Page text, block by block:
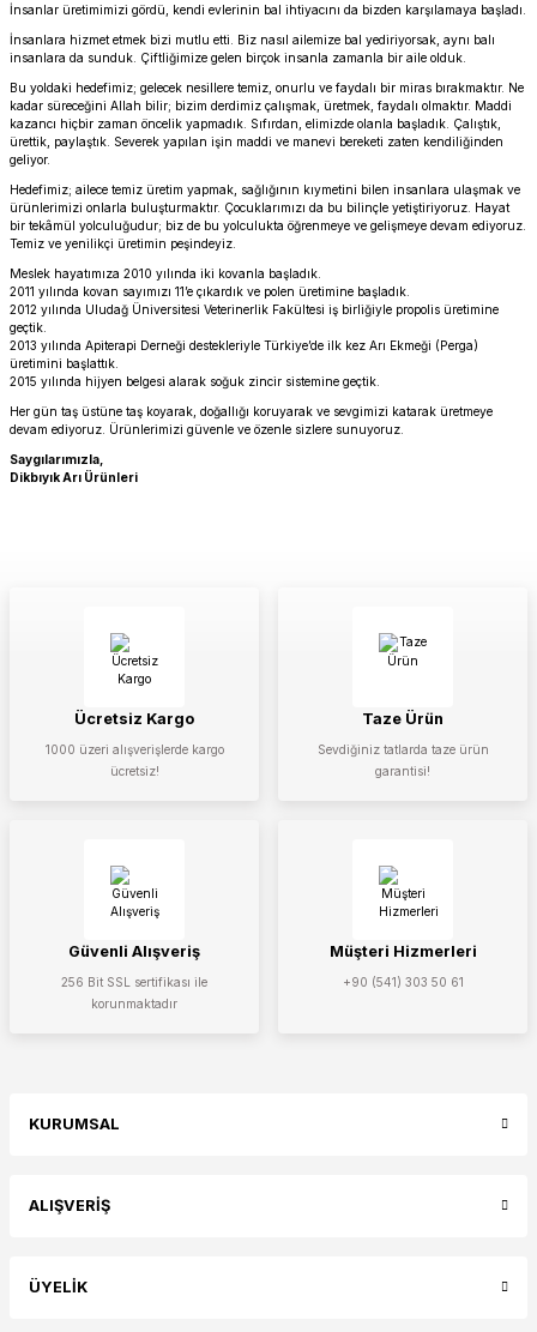
İnsanlar üretimimizi gördü, kendi evlerinin bal ihtiyacını da bizden karşılamaya başladı.
İnsanlara hizmet etmek bizi mutlu etti. Biz nasıl ailemize bal yediriyorsak, aynı balı
insanlara da sunduk. Çiftliğimize gelen birçok insanla zamanla bir aile olduk.
Bu yoldaki hedefimiz; gelecek nesillere temiz, onurlu ve faydalı bir miras bırakmaktır. Ne
kadar süreceğini Allah bilir; bizim derdimiz çalışmak, üretmek, faydalı olmaktır. Maddi
kazancı hiçbir zaman öncelik yapmadık. Sıfırdan, elimizde olanla başladık. Çalıştık,
ürettik, paylaştık. Severek yapılan işin maddi ve manevi bereketi zaten kendiliğinden
geliyor.
Hedefimiz; ailece temiz üretim yapmak, sağlığının kıymetini bilen insanlara ulaşmak ve
ürünlerimizi onlarla buluşturmaktır. Çocuklarımızı da bu bilinçle yetiştiriyoruz. Hayat
bir tekâmül yolculuğudur; biz de bu yolculukta öğrenmeye ve gelişmeye devam ediyoruz.
Temiz ve yenilikçi üretimin peşindeyiz.
Meslek hayatımıza 2010 yılında iki kovanla başladık.
2011 yılında kovan sayımızı 11’e çıkardık ve polen üretimine başladık.
2012 yılında Uludağ Üniversitesi Veterinerlik Fakültesi iş birliğiyle propolis üretimine
geçtik.
2013 yılında Apiterapi Derneği destekleriyle Türkiye’de ilk kez Arı Ekmeği (Perga)
üretimini başlattık.
2015 yılında hijyen belgesi alarak soğuk zincir sistemine geçtik.
Her gün taş üstüne taş koyarak, doğallığı koruyarak ve sevgimizi katarak üretmeye
devam ediyoruz. Ürünlerimizi güvenle ve özenle sizlere sunuyoruz.
Saygılarımızla,
Dikbıyık Arı Ürünleri
Ücretsiz Kargo
1000 üzeri alışverişlerde kargo
ücretsiz!
Taze Ürün
Sevdiğiniz tatlarda taze ürün
garantisi!
Güvenli Alışveriş
256 Bit SSL sertifikası ile
korunmaktadır
Müşteri Hizmerleri
+90 (541) 303 50 61
KURUMSAL
ALIŞVERİŞ
ÜYELİK